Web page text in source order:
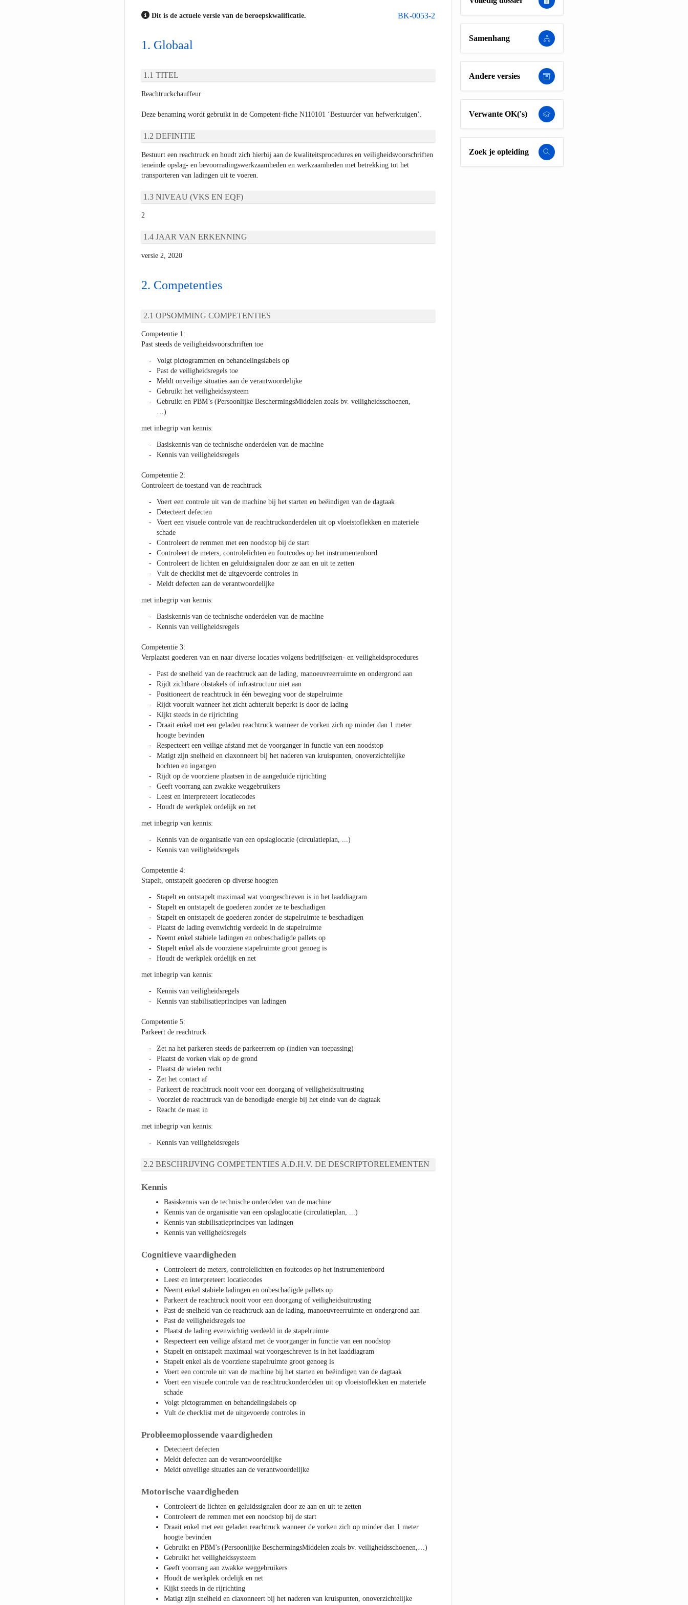
BK-0053-2
Dit is de actuele versie van de beroepskwalificatie.
Globaal
TITEL
Reachtruckchauffeur
Deze benaming wordt gebruikt in de Competent-fiche N110101 ‘Bestuurder van hefwerktuigen’.
DEFINITIE
Bestuurt een reachtruck en houdt zich hierbij aan de kwaliteitsprocedures en veiligheidsvoorschriften
teneinde opslag- en bevoorradingswerkzaamheden en werkzaamheden met betrekking tot het
transporteren van ladingen uit te voeren.
NIVEAU (VKS EN EQF)
2
JAAR VAN ERKENNING
versie 2, 2020
Competenties
OPSOMMING COMPETENTIES
Competentie 1:
Past steeds de veiligheidsvoorschriften toe
Volgt pictogrammen en behandelingslabels op
Past de veiligheidsregels toe
Meldt onveilige situaties aan de verantwoordelijke
Gebruikt het veiligheidssysteem
Gebruikt en PBM’s (Persoonlijke BeschermingsMiddelen zoals bv. veiligheidsschoenen,
…)
met inbegrip van kennis:
Basiskennis van de technische onderdelen van de machine
Kennis van veiligheidsregels
Competentie 2:
Controleert de toestand van de reachtruck
Voert een controle uit van de machine bij het starten en beëindigen van de dagtaak
Detecteert defecten
Voert een visuele controle van de reachtruckonderdelen uit op vloeistoflekken en materiele
schade
Controleert de remmen met een noodstop bij de start
Controleert de meters, controlelichten en foutcodes op het instrumentenbord
Controleert de lichten en geluidssignalen door ze aan en uit te zetten
Vult de checklist met de uitgevoerde controles in
Meldt defecten aan de verantwoordelijke
met inbegrip van kennis:
Basiskennis van de technische onderdelen van de machine
Kennis van veiligheidsregels
Competentie 3:
Verplaatst goederen van en naar diverse locaties volgens bedrijfseigen- en veiligheidsprocedures
Past de snelheid van de reachtruck aan de lading, manoeuvreerruimte en ondergrond aan
Rijdt zichtbare obstakels of infrastructuur niet aan
Positioneert de reachtruck in één beweging voor de stapelruimte
Rijdt vooruit wanneer het zicht achteruit beperkt is door de lading
Kijkt steeds in de rijrichting
Draait enkel met een geladen reachtruck wanneer de vorken zich op minder dan 1 meter
hoogte bevinden
Respecteert een veilige afstand met de voorganger in functie van een noodstop
Matigt zijn snelheid en claxonneert bij het naderen van kruispunten, onoverzichtelijke
bochten en ingangen
Rijdt op de voorziene plaatsen in de aangeduide rijrichting
Geeft voorrang aan zwakke weggebruikers
Leest en interpreteert locatiecodes
Houdt de werkplek ordelijk en net
met inbegrip van kennis:
Kennis van de organisatie van een opslaglocatie (circulatieplan, ...)
Kennis van veiligheidsregels
Competentie 4:
Stapelt, ontstapelt goederen op diverse hoogten
Stapelt en ontstapelt maximaal wat voorgeschreven is in het laaddiagram
Stapelt en ontstapelt de goederen zonder ze te beschadigen
Stapelt en ontstapelt de goederen zonder de stapelruimte te beschadigen
Plaatst de lading evenwichtig verdeeld in de stapelruimte
Neemt enkel stabiele ladingen en onbeschadigde pallets op
Stapelt enkel als de voorziene stapelruimte groot genoeg is
Houdt de werkplek ordelijk en net
met inbegrip van kennis:
Kennis van veiligheidsregels
Kennis van stabilisatieprincipes van ladingen
Competentie 5:
Parkeert de reachtruck
Zet na het parkeren steeds de parkeerrem op (indien van toepassing)
Plaatst de vorken vlak op de grond
Plaatst de wielen recht
Zet het contact af
Parkeert de reachtruck nooit voor een doorgang of veiligheidsuitrusting
Voorziet de reachtruck van de benodigde energie bij het einde van de dagtaak
Reacht de mast in
met inbegrip van kennis:
Kennis van veiligheidsregels
BESCHRIJVING COMPETENTIES A.D.H.V. DE DESCRIPTORELEMENTEN
Kennis
Basiskennis van de technische onderdelen van de machine
Kennis van de organisatie van een opslaglocatie (circulatieplan, ...)
Kennis van stabilisatieprincipes van ladingen
Kennis van veiligheidsregels
Cognitieve vaardigheden
Controleert de meters, controlelichten en foutcodes op het instrumentenbord
Leest en interpreteert locatiecodes
Neemt enkel stabiele ladingen en onbeschadigde pallets op
Parkeert de reachtruck nooit voor een doorgang of veiligheidsuitrusting
Past de snelheid van de reachtruck aan de lading, manoeuvreerruimte en ondergrond aan
Past de veiligheidsregels toe
Plaatst de lading evenwichtig verdeeld in de stapelruimte
Respecteert een veilige afstand met de voorganger in functie van een noodstop
Stapelt en ontstapelt maximaal wat voorgeschreven is in het laaddiagram
Stapelt enkel als de voorziene stapelruimte groot genoeg is
Voert een controle uit van de machine bij het starten en beëindigen van de dagtaak
Voert een visuele controle van de reachtruckonderdelen uit op vloeistoflekken en materiele
schade
Volgt pictogrammen en behandelingslabels op
Vult de checklist met de uitgevoerde controles in
Probleemoplossende vaardigheden
Detecteert defecten
Meldt defecten aan de verantwoordelijke
Meldt onveilige situaties aan de verantwoordelijke
Motorische vaardigheden
Controleert de lichten en geluidssignalen door ze aan en uit te zetten
Controleert de remmen met een noodstop bij de start
Draait enkel met een geladen reachtruck wanneer de vorken zich op minder dan 1 meter
hoogte bevinden
Gebruikt en PBM’s (Persoonlijke BeschermingsMiddelen zoals bv. veiligheidsschoenen,…)
Gebruikt het veiligheidssysteem
Geeft voorrang aan zwakke weggebruikers
Houdt de werkplek ordelijk en net
Kijkt steeds in de rijrichting
Matigt zijn snelheid en claxonneert bij het naderen van kruispunten, onoverzichtelijke
Samenhang
Andere versies
Verwante OK('s)
Zoek je opleiding